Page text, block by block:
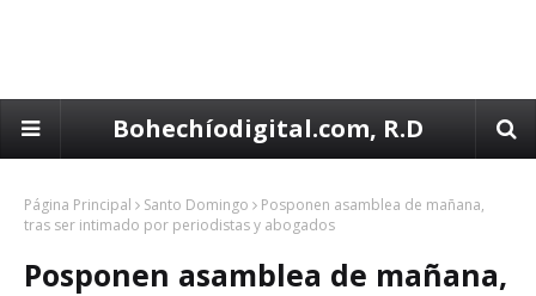
Bohechíodigital.com, R.D
Página Principal Santo Domingo
Posponen asamblea de mañana,
tras ser intimado por periodistas y abogados
Posponen asamblea de mañana,